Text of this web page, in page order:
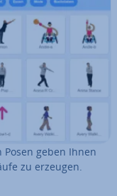
geben Ihnen
zu erzeugen.